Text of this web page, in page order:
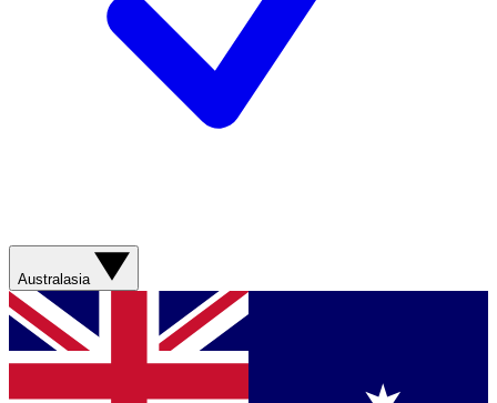
Australasia